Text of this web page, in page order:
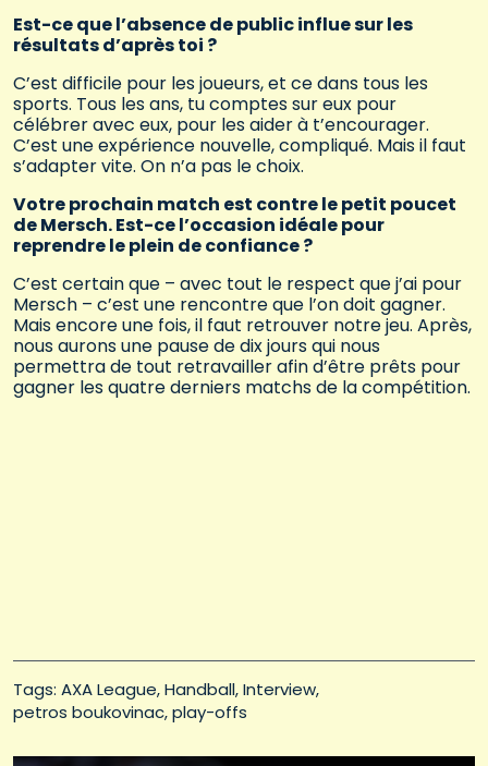
Est-ce que l’absence de public influe sur les
résultats d’après toi ?
C’est difficile pour les joueurs, et ce dans tous les
sports. Tous les ans, tu comptes sur eux pour
célébrer avec eux, pour les aider à t’encourager.
C’est une expérience nouvelle, compliqué. Mais il faut
s’adapter vite. On n’a pas le choix.
Votre prochain match est contre le petit poucet
de Mersch. Est-ce l’occasion idéale pour
reprendre le plein de confiance ?
C’est certain que – avec tout le respect que j’ai pour
Mersch – c’est une rencontre que l’on doit gagner.
Mais encore une fois, il faut retrouver notre jeu. Après,
nous aurons une pause de dix jours qui nous
permettra de tout retravailler afin d’être prêts pour
gagner les quatre derniers matchs de la compétition.
Tags: AXA League Handball Interview
petros boukovinac play-offs